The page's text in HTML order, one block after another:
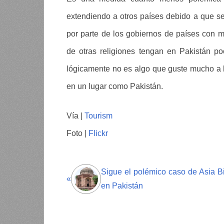
extendiendo a otros países debido a que
por parte de los gobiernos de países con
de otras religiones tengan en Pakistán
lógicamente no es algo que guste mucho
en un lugar como Pakistán.
Vía | Tourism
Foto | Flickr
«
Sigue el polémico caso de Asia
en Pakistán